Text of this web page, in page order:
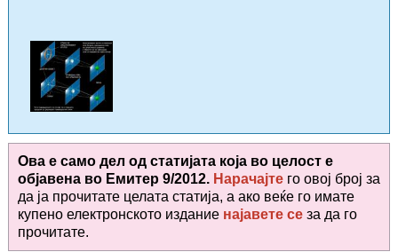
Ова е само дел од статијата која во целост е
објавена во Емитер 9/2012. Нарачајте го овој број за
да ја прочитате целата статија, а ако веќе го имате
купено електронското издание најавете се за да го
прочитате.